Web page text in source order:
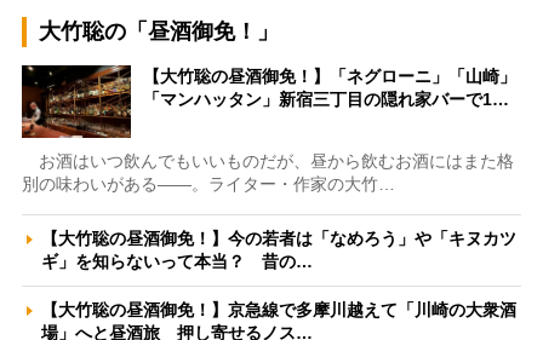
大竹聡の「昼酒御免！」
【大竹聡の昼酒御免！】「ネグローニ」「山崎」
「マンハッタン」新宿三丁目の隠れ家バーで1…
お酒はいつ飲んでもいいものだが、昼から飲むお酒にはまた格
別の味わいがある――。ライター・作家の大竹…
【大竹聡の昼酒御免！】今の若者は「なめろう」や「キヌカツ
ギ」を知らないって本当？ 昔の…
【大竹聡の昼酒御免！】京急線で多摩川越えて「川崎の大衆酒
場」へと昼酒旅 押し寄せるノス…